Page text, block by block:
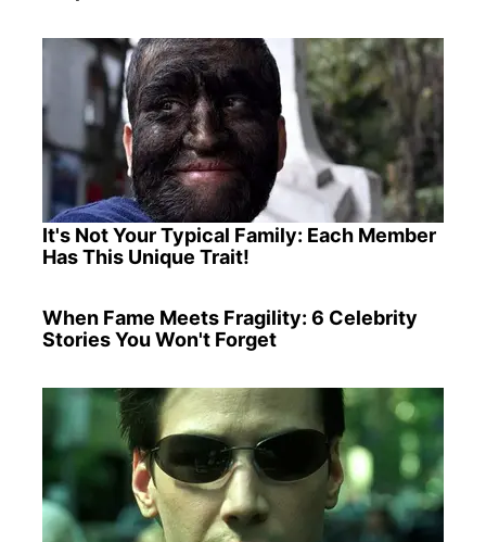
It's Not Your Typical Family: Each Member
Has This Unique Trait!
When Fame Meets Fragility: 6 Celebrity
Stories You Won't Forget